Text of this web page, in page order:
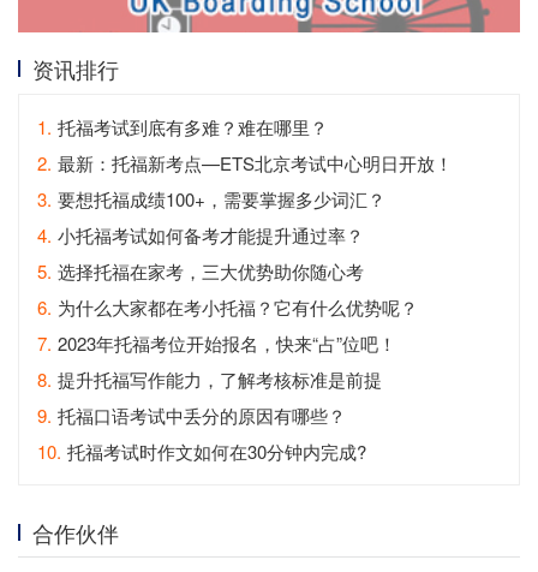
资讯排行
1. 托福考试到底有多难？难在哪里？
2. 最新：托福新考点—ETS北京考试中心明日开放！
3. 要想托福成绩100+，需要掌握多少词汇？
4. 小托福考试如何备考才能提升通过率？
5. 选择托福在家考，三大优势助你随心考
6. 为什么大家都在考小托福？它有什么优势呢？
7. 2023年托福考位开始报名，快来“占”位吧！
8. 提升托福写作能力，了解考核标准是前提
9. 托福口语考试中丢分的原因有哪些？
10. 托福考试时作文如何在30分钟内完成?
合作伙伴